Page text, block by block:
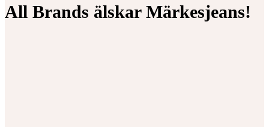
All Brands älskar Märkesjeans!